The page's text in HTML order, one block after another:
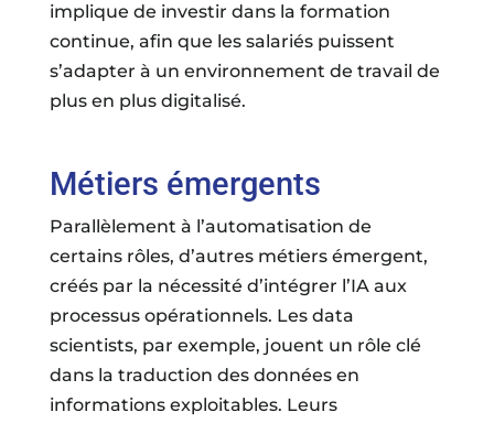
implique de investir dans la formation
continue, afin que les salariés puissent
s’adapter à un environnement de travail de
plus en plus digitalisé.
Métiers émergents
Parallèlement à l’automatisation de
certains rôles, d’autres métiers émergent,
créés par la nécessité d’intégrer l’IA aux
processus opérationnels. Les data
scientists, par exemple, jouent un rôle clé
dans la traduction des données en
informations exploitables. Leurs